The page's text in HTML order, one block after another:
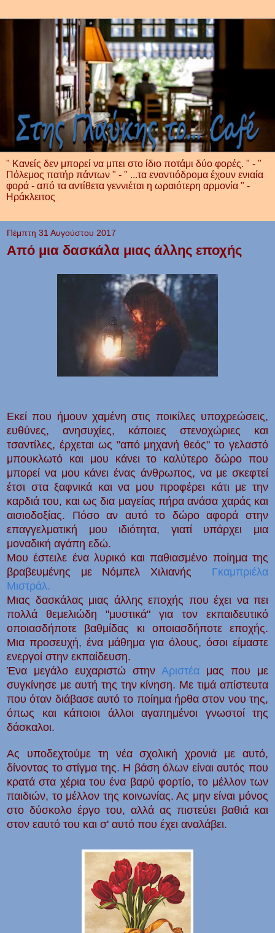
" Κανείς δεν μπορεί να μπει στο ίδιο ποτάμι δύο φορές. " - "
Πόλεμος πατήρ πάντων " - " ...τα εναντιόδρομα έχουν ενιαία
φορά - από τα αντίθετα γεννιέται η ωραιότερη αρμονία " -
Ηράκλειτος
Πέμπτη 31 Αυγούστου 2017
Από μια δασκάλα μιας άλλης εποχής
Εκεί που ήμουν χαμένη στις ποικίλες υποχρεώσεις,
ευθύνες, ανησυχίες, κάποιες στενοχώριες και
τσαντίλες, έρχεται ως "από μηχανή θεός" το γελαστό
μπουκλωτό και μου κάνει το καλύτερο δώρο που
μπορεί να μου κάνει ένας άνθρωπος, να με σκεφτεί
έτσι στα ξαφνικά και να μου προφέρει κάτι με την
καρδιά του, και ως δια μαγείας πήρα ανάσα χαράς και
αισιοδοξίας. Πόσο αν αυτό το δώρο αφορά στην
επαγγελματική μου ιδιότητα, γιατί υπάρχει μια
μοναδική αγάπη εδώ.
Μου έστειλε ένα λυρικό και παθιασμένο ποίημα της
βραβευμένης με Νόμπελ Χιλιανής Γκαμπριέλα
Μιστράλ.
Μιας δασκάλας μιας άλλης εποχής που έχει να πει
πολλά θεμελιώδη
"μυστικά" για τον εκπαιδευτικό
οποιασδήποτε βαθμίδας κι οποιασδήποτε εποχής.
Μια προσευχή, ένα μάθημα για όλους, όσοι είμαστε
ενεργοί στην εκπαίδευση.
Ένα μεγάλο ευχαριστώ στην Αριστέα μας που με
συγκίνησε με αυτή της την κίνηση. Με τιμά απίστευτα
που όταν διάβασε αυτό το ποίημα ήρθα στον νου της,
όπως και κάποιοι άλλοι αγαπημένοι γνωστοί της
δάσκαλοι.
Ας υποδεχτούμε τη νέα σχολική χρονιά με αυτό,
δίνοντας το στίγμα της. Η βάση όλων είναι αυτός που
κρατά στα χέρια του ένα βαρύ φορτίο, το μέλλον των
παιδιών, το μέλλον της κοινωνίας. Ας μην είναι μόνος
στο δύσκολο έργο του, αλλά ας πιστεύει βαθιά και
στον εαυτό του και σ' αυτό που έχει αναλάβει.